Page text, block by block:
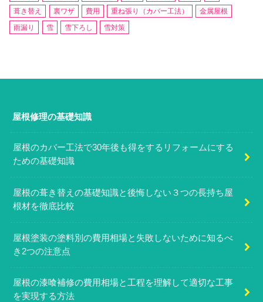
葺き替え
裏ワザ 費用 重ね張り（カバー工法）
金属屋根
雨漏り
雪 雪下ろし 雪対策
屋根修理の基礎知識
屋根のカバー工法で30年後も得をするリフォームにする
ための基礎知識
屋根の葺き替えの基礎知識と後悔しない３つの長持ち屋
根材を徹底比較
屋根塗装の塗料別の費用相場と失敗しないために知るべ
き2つの注意点
屋根の漆喰補修の費用相場と工程を理解して適切な工事
を実現する方法